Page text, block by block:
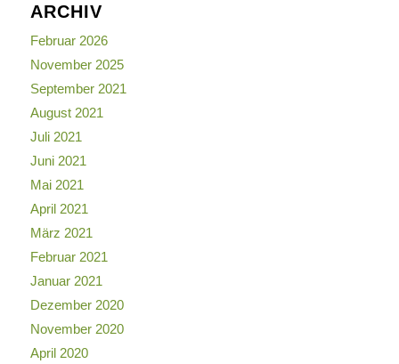
ARCHIV
Februar 2026
November 2025
September 2021
August 2021
Juli 2021
Juni 2021
Mai 2021
April 2021
März 2021
Februar 2021
Januar 2021
Dezember 2020
November 2020
April 2020